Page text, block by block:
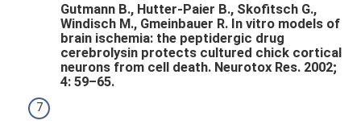
Gutmann B., Hutter-Paier B., Skofitsch G.,
Windisch M., Gmeinbauer R. In vitro models of
brain ischemia: the peptidergic drug
cerebrolysin protects cultured chick cortical
neurons from cell death. Neurotox Res. 2002;
4: 59–65.